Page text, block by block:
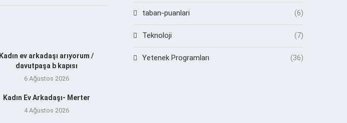
Kadın ev arkadaşı arıyorum /
davutpaşa b kapısı
6 Ağustos 2026
Kadın Ev Arkadaşı- Merter
4 Ağustos 2026
taban-puanlari (6)
Teknoloji (7)
Yetenek Programları (36)